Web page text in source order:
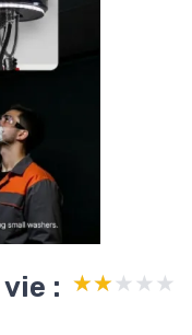
: ★★★★★
★★★★★